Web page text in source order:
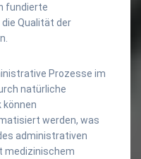
fundierte
Qualität der
Prozesse im
natürliche
können
werden, was
administrativen
medizinischem